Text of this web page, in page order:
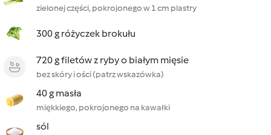
zielonej części, pokrojonego w 1 cm plastry
300 g różyczek brokułu
720 g filetów z ryby o białym mięsie
bez skóry i ości (patrz wskazówka)
40 g masła
miękkiego, pokrojonego na kawałki
sól